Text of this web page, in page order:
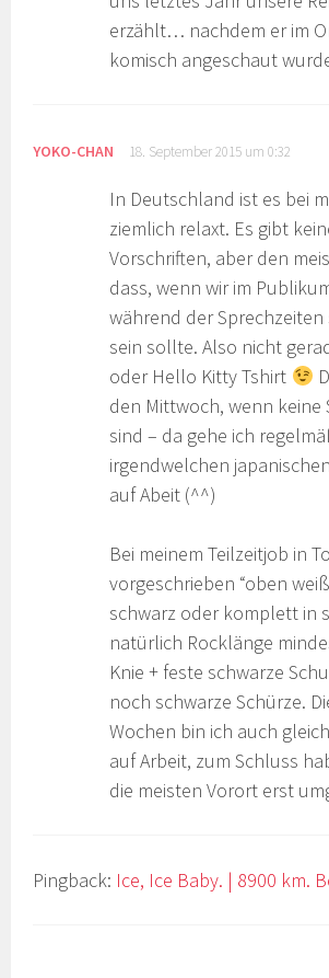
erzählt… nachdem er im
komisch angeschaut
YOKO-CHAN 18. September 2015 um 0:32
In Deutschland ist es bei
ziemlich relaxt. Es gibt
Vorschriften, aber den
dass, wenn wir im
während der
sein sollte. Also nicht
oder Hello Kitty Tshirt
den Mittwoch, wenn keine
sind – da gehe ich
irgendwelchen
auf Abeit (^^)
Bei meinem Teilzeitjob in
vorgeschrieben “oben
schwarz oder komplett in
natürlich Rocklänge
Knie + feste schwarze
noch schwarze Schürze.
Wochen bin ich auch
auf Arbeit, zum Schluss
die meisten Vorort erst
Pingback: Ice, Ice Baby. | 8900 km.